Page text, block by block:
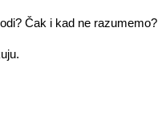
Čak i kad ne razumemo?